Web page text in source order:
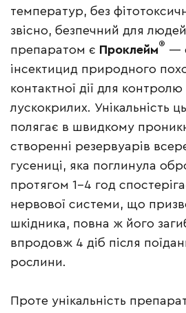
температур, без
звісно, безпечний для
препаратом є Проклейм® —
інсектицид природного
контактної дії для
лускокрилих. Унікальність
полягає в швидкому
створенні резервуарів
гусениці, яка поглинула
протягом 1–4 год
нервової системи, що
шкідника, повна ж його
впродовж 4 діб після
рослини.
Проте унікальність